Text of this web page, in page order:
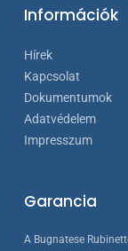
Információk
Hírek
Kapcsolat
Dokumentumok
Adatvédelem
Impresszum
Garancia
A Bugnatese